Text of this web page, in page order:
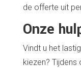
de offerte uit
Onze
Vindt u het
kiezen?